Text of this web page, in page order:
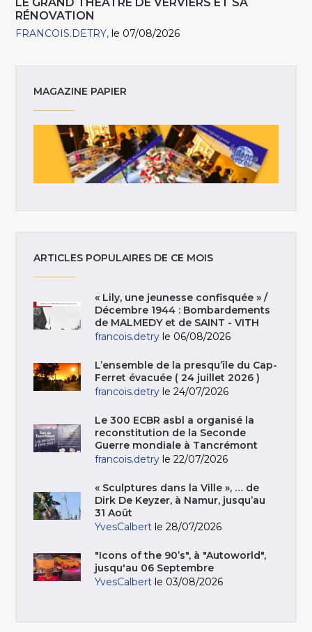
RÉNOVATION
FRANCOIS.DETRY le 07/08/2026
MAGAZINE PAPIER
ARTICLES POPULAIRES DE CE MOIS
« Lily, une jeunesse confisquée » /
Décembre 1944 : Bombardements
de MALMEDY et de SAINT - VITH
francois.detry le 06/08/2026
L’ensemble de la presqu’île du Cap-
Ferret évacuée ( 24 juillet 2026 )
francois.detry le 24/07/2026
Le 300 ECBR asbl a organisé la
reconstitution de la Seconde
Guerre mondiale à Tancrémont
francois.detry le 22/07/2026
« Sculptures dans la Ville », … de
Dirk De Keyzer, à Namur, jusqu’au
31 Août
YvesCalbert le 28/07/2026
"Icons of the 90’s", à "Autoworld",
jusqu'au 06 Septembre
YvesCalbert le 03/08/2026